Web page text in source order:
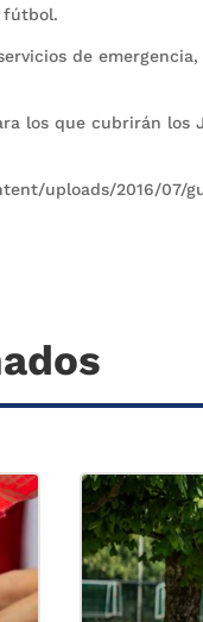
fútbol.
de
los que cubrirán los
uploads/2016/07/